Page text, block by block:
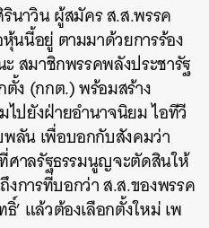
นาวิน ผู้สมัคร ส.ส.พรรค
นนี้อยู่ ตามมาด้วยการร้อง
สมาชิกพรรคพลังประชารัฐ
ตั้ง (กกต.) พร้อมสร้าง
ไปยังฝ่ายอำนาจนิยม ไอทีวี
ลัน เพื่อบอกกับสังคมว่า
ศาลรัฐธรรมนูญจะตัดสินให้
การที่บอกว่า ส.ส.ของพรรค
’ แล้วต้องเลือกตั้งใหม่ เพ